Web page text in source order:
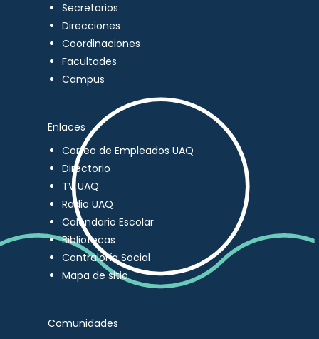
Secretarios
Direcciones
Coordinaciones
Facultades
Campus
Enlaces
Correo de Empleados UAQ
Directorio
TV UAQ
Radio UAQ
Calendario Escolar
Bibliotecas
Contraloría Social
Mapa de sitio
Comunidades